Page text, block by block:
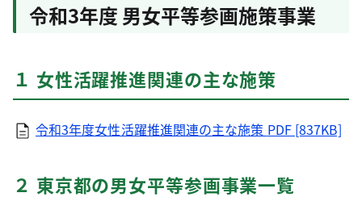
令和3年度 男女平等参画施策事業
１ 女性活躍推進関連の主な施策
令和3年度女性活躍推進関連の主な施策 PDF [837KB]
２ 東京都の男女平等参画事業一覧